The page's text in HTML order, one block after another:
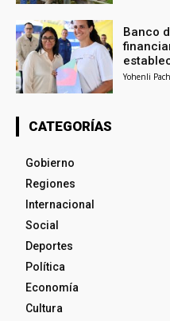
Banco
Yohenli
CATEGORÍAS
Gobierno
Regiones
Internacional
Social
Deportes
Política
Economía
Cultura